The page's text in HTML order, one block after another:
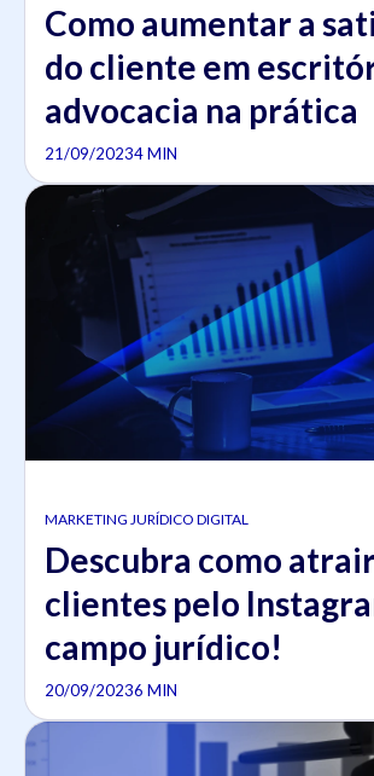
Como aumentar a
do cliente em
advocacia na prática
21/09/20234 MIN
MARKETING JURÍDICO DIGITAL
Descubra como
clientes pelo
campo jurídico!
20/09/20236 MIN